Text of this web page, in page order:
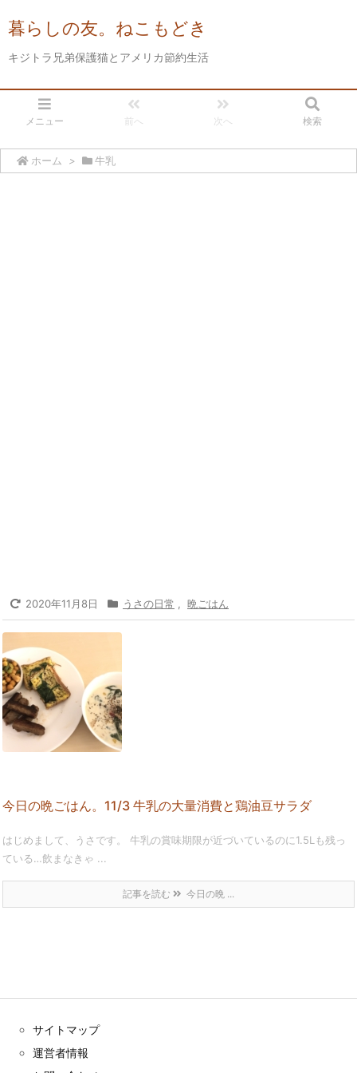
暮らしの友。ねこもどき
キジトラ兄弟保護猫とアメリカ節約生活
メニュー 前へ 次へ 検索
ホーム > 牛乳
2020年11月8日 うさの日常 晩ごはん
今日の晩ごはん。11/3 牛乳の大量消費と鶏油豆サラダ
はじめまして、うさです。 牛乳の賞味期限が近づいているのに1.5Lも残っ
ている…飲まなきゃ ...
記事を読む 今日の晩 ...
サイトマップ
運営者情報